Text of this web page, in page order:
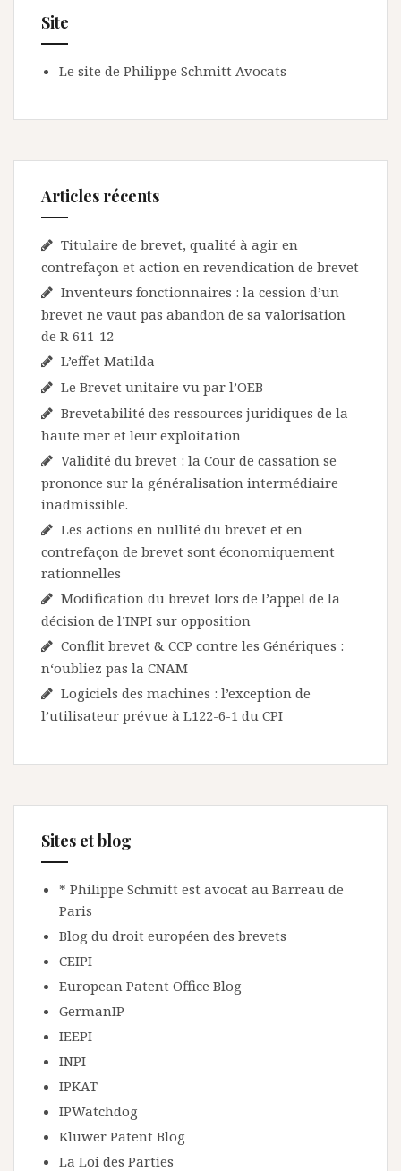
Site
Le site de Philippe Schmitt Avocats
Articles récents
Titulaire de brevet, qualité à agir en
contrefaçon et action en revendication de brevet
Inventeurs fonctionnaires : la cession d’un
brevet ne vaut pas abandon de sa valorisation
de R 611-12
L’effet Matilda
Le Brevet unitaire vu par l’OEB
Brevetabilité des ressources juridiques de la
haute mer et leur exploitation
Validité du brevet : la Cour de cassation se
prononce sur la généralisation intermédiaire
inadmissible.
Les actions en nullité du brevet et en
contrefaçon de brevet sont économiquement
rationnelles
Modification du brevet lors de l’appel de la
décision de l’INPI sur opposition
Conflit brevet & CCP contre les Génériques :
n‘oubliez pas la CNAM
Logiciels des machines : l’exception de
l’utilisateur prévue à L122-6-1 du CPI
Sites et blog
* Philippe Schmitt est avocat au Barreau de
Paris
Blog du droit européen des brevets
CEIPI
European Patent Office Blog
GermanIP
IEEPI
INPI
IPKAT
IPWatchdog
Kluwer Patent Blog
La Loi des Parties